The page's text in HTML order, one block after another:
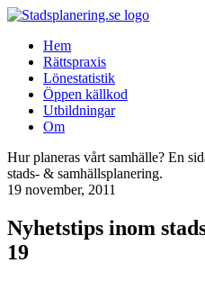
Hem
Rättspraxis
Lönestatistik
Öppen källkod
Utbildningar
Om
Hur planeras vårt samhälle? En
stads- & samhällsplanering.
19 november, 2011
Nyhetstips inom
19